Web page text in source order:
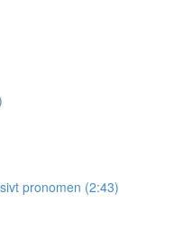
pronomen (2:43)